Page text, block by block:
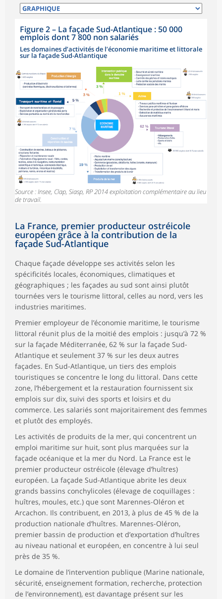
Figure 2– La façade Sud-Atlantique : 50 000
emplois dont 7 800 non salariés
Les domaines d’activités de l’économie maritime et littorale
sur la façade Sud-Atlantique
Source : Insee, Clap, Siasp, RP 2014 exploitation complémentaire au lieu
de travail.
La France, premier producteur ostréicole
européen grâce à la contribution de la
façade Sud-Atlantique
Chaque façade développe ses activités selon les
spécificités locales, économiques, climatiques et
géographiques ; les façades au sud sont ainsi plutôt
tournées vers le tourisme littoral, celles au nord, vers les
industries maritimes.
Premier employeur de l’économie maritime, le tourisme
littoral réunit plus de la moitié des emplois : jusqu’à 72 %
sur la façade Méditerranée, 62 % sur la façade Sud-
Atlantique et seulement 37 % sur les deux autres
façades. En Sud-Atlantique, un tiers des emplois
touristiques se concentre le long du littoral. Dans cette
zone, l’hébergement et la restauration fournissent six
emplois sur dix, suivi des sports et loisirs et du
commerce. Les salariés sont majoritairement des femmes
et plutôt des employés.
Les activités de produits de la mer, qui concentrent un
emploi maritime sur huit, sont plus marquées sur la
façade océanique et la mer du Nord. La France est le
premier producteur ostréicole (élevage d’huîtres)
européen. La façade Sud-Atlantique abrite les deux
grands bassins conchylicoles (élevage de coquillages :
huîtres, moules, etc.) que sont Marennes-Oléron et
Arcachon. Ils contribuent, en 2013, à plus de 45 % de la
production nationale d’huîtres. Marennes-Oléron,
premier bassin de production et d’exportation d’huîtres
au niveau national et européen, en concentre à lui seul
près de 35 %.
Le domaine de l’intervention publique (Marine nationale,
sécurité, enseignement formation, recherche, protection
de l’environnement), est davantage présent sur les